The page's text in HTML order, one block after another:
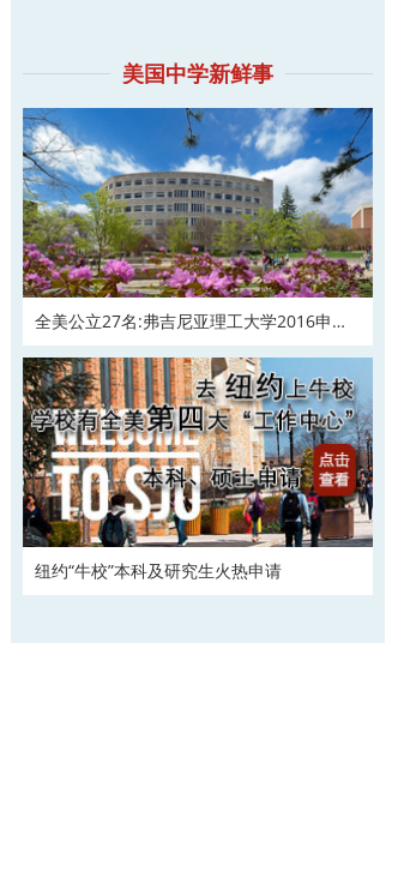
美国中学新鲜事
全美公立27名:弗吉尼亚理工大学2016申请
正在
纽约“牛校”本科及研究生火热申请